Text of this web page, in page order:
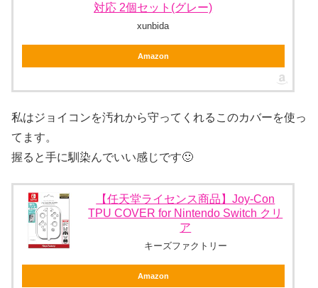
対応 2個セット(グレー)
xunbida
Amazon
私はジョイコンを汚れから守ってくれるこのカバーを使っ
てます。
握ると手に馴染んでいい感じです🙂
【任天堂ライセンス商品】Joy-Con
TPU COVER for Nintendo Switch クリ
ア
キーズファクトリー
Amazon